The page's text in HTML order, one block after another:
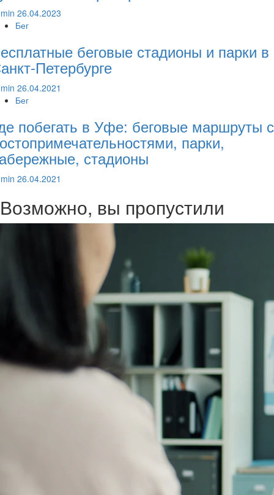
26.04.2023
Бег
беговые стадионы и парки в
Петербурге
26.04.2021
Бег
побегать в Уфе: беговые маршруты с
парки,
стадионы
26.04.2021
Возможно, вы пропустили